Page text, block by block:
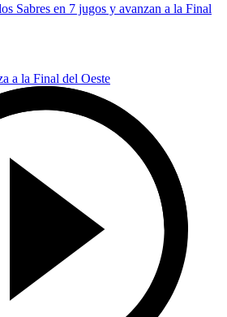
Sabres en 7 jugos y avanzan a la Final